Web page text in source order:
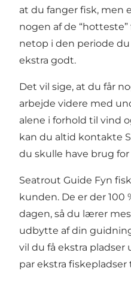
at du fanger fisk, men
nogen af de
netop i den periode
ekstra godt.
Det vil sige, at du får
arbejde videre med
alene i forhold til vind
kan du altid kontakte
du skulle have brug for
Seatrout Guide Fyn
kunden. De er der 100
dagen, så du lærer
udbytte af din
vil du få ekstra pladser
par ekstra fiskepladser